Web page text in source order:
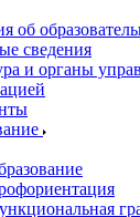
об
сведения
и органы